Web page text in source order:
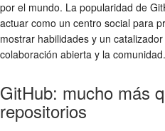
por el mundo. La popularidad de
actuar como un centro social para
mostrar habilidades y un
colaboración abierta y la comunidad.
GitHub: mucho más
repositorios